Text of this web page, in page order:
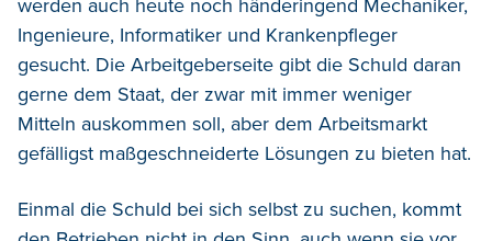
werden auch heute noch händeringend Mechaniker,
Ingenieure, Informatiker und Krankenpfleger
gesucht. Die Arbeitgeberseite gibt die Schuld daran
gerne dem Staat, der zwar mit immer weniger
Mitteln auskommen soll, aber dem Arbeitsmarkt
gefälligst maßgeschneiderte Lösungen zu bieten hat.
Einmal die Schuld bei sich selbst zu suchen, kommt